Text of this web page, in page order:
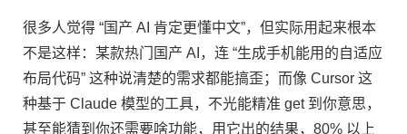
很多人觉得 “国产 AI 肯定更懂中文”，但实际用起来根本
不是这样：某款热门国产 AI，连 “生成手机能用的自适应
布局代码” 这种说清楚的需求都能搞歪；而像 Cursor 这
种基于 Claude 模型的工具，不光能精准 get 到你意思，
甚至能猜到你还需要啥功能，用它出的结果，80% 以上